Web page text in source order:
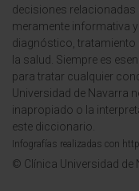
decisiones
meramente informativa
diagnóstico,
la salud. Siempre es
para tratar cualquier
Universidad de Navarra
inapropiado o la
este diccionario.
Infografías realizadas con
© Clínica Universidad de